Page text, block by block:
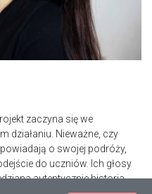
zaczyna się we
działaniu. Nieważne, czy
o swojej podróży,
do uczniów. Ich głosy
autentycznie historia